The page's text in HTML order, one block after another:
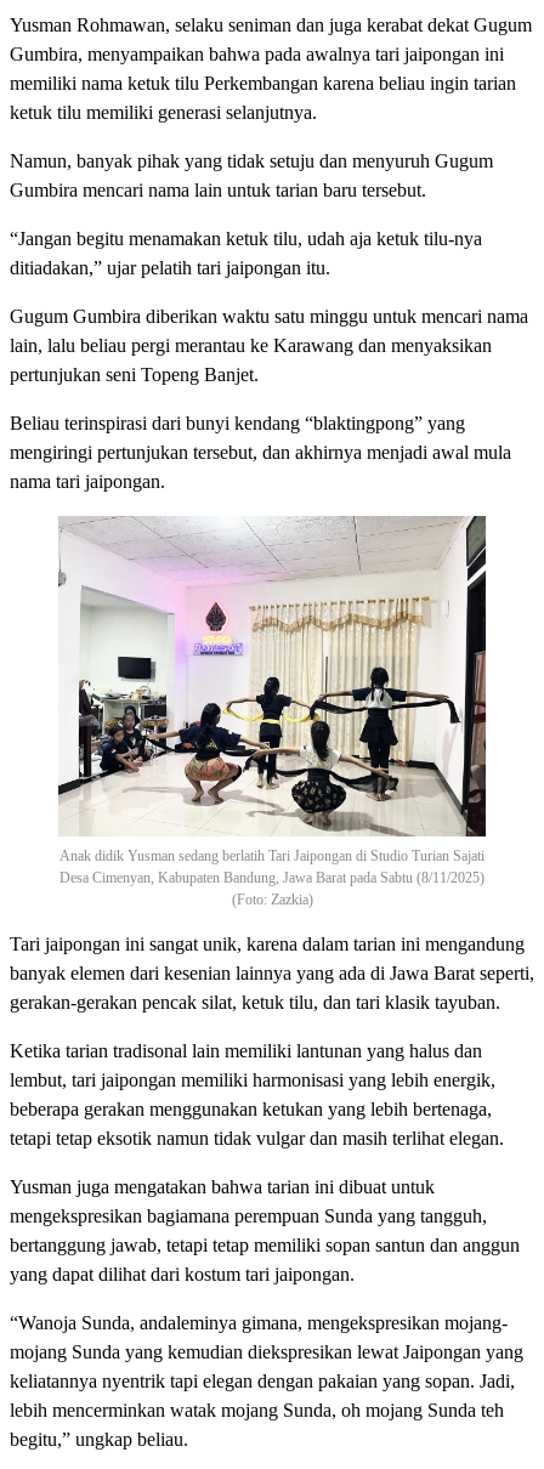
Yusman Rohmawan, selaku seniman dan juga kerabat dekat Gugum
Gumbira, menyampaikan bahwa pada awalnya tari jaipongan ini
memiliki nama ketuk tilu Perkembangan karena beliau ingin tarian
ketuk tilu memiliki generasi selanjutnya.
Namun, banyak pihak yang tidak setuju dan menyuruh Gugum
Gumbira mencari nama lain untuk tarian baru tersebut.
“Jangan begitu menamakan ketuk tilu, udah aja ketuk tilu-nya
ditiadakan,” ujar pelatih tari jaipongan itu.
Gugum Gumbira diberikan waktu satu minggu untuk mencari nama
lain, lalu beliau pergi merantau ke Karawang dan menyaksikan
pertunjukan seni Topeng Banjet.
Beliau terinspirasi dari bunyi kendang “blaktingpong” yang
mengiringi pertunjukan tersebut, dan akhirnya menjadi awal mula
nama tari jaipongan.
Anak didik Yusman sedang berlatih Tari Jaipongan di Studio Turian Sajati
Desa Cimenyan, Kabupaten Bandung, Jawa Barat pada Sabtu (8/11/2025)
(Foto: Zazkia)
Tari jaipongan ini sangat unik, karena dalam tarian ini mengandung
banyak elemen dari kesenian lainnya yang ada di Jawa Barat seperti,
gerakan-gerakan pencak silat, ketuk tilu, dan tari klasik tayuban.
Ketika tarian tradisonal lain memiliki lantunan yang halus dan
lembut, tari jaipongan memiliki harmonisasi yang lebih energik,
beberapa gerakan menggunakan ketukan yang lebih bertenaga,
tetapi tetap eksotik namun tidak vulgar dan masih terlihat elegan.
Yusman juga mengatakan bahwa tarian ini dibuat untuk
mengekspresikan bagiamana perempuan Sunda yang tangguh,
bertanggung jawab, tetapi tetap memiliki sopan santun dan anggun
yang dapat dilihat dari kostum tari jaipongan.
“Wanoja Sunda, andaleminya gimana, mengekspresikan mojang-
mojang Sunda yang kemudian diekspresikan lewat Jaipongan yang
keliatannya nyentrik tapi elegan dengan pakaian yang sopan. Jadi,
lebih mencerminkan watak mojang Sunda, oh mojang Sunda teh
begitu,” ungkap beliau.